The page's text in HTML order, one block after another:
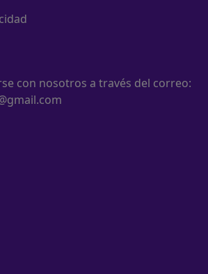
con nosotros a través del correo: